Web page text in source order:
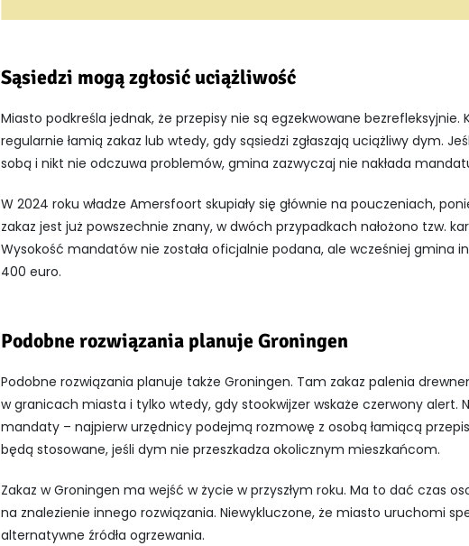
Sąsiedzi mogą zgłosić uciążliwość
Miasto podkreśla jednak, że przepisy nie są egzekwowane bezrefleksyjnie.
regularnie łamią zakaz lub wtedy, gdy sąsiedzi zgłaszają uciążliwy dym.
sobą i nikt nie odczuwa problemów, gmina zazwyczaj nie nakłada
W 2024 roku władze Amersfoort skupiały się głównie na pouczeniach,
zakaz jest już powszechnie znany, w dwóch przypadkach nałożono tzw.
Wysokość mandatów nie została oficjalnie podana, ale wcześniej gmina
400 euro.
Podobne rozwiązania planuje Groningen
Podobne rozwiązania planuje także Groningen. Tam zakaz palenia
w granicach miasta i tylko wtedy, gdy stookwijzer wskaże czerwony alert.
mandaty – najpierw urzędnicy podejmą rozmowę z osobą łamiącą
będą stosowane, jeśli dym nie przeszkadza okolicznym mieszkańcom.
Zakaz w Groningen ma wejść w życie w przyszłym roku. Ma to dać czas
na znalezienie innego rozwiązania. Niewykluczone, że miasto uruchomi
alternatywne źródła ogrzewania.